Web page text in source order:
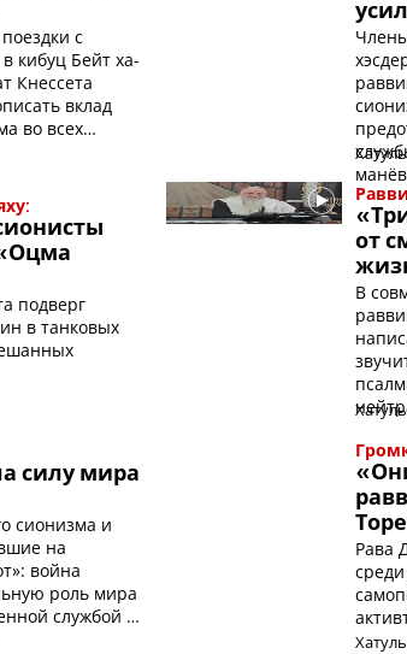
с
кибуц Бейт ха-
Кнессета
вклад
во всех
подверг
в танковых
от
В
силу мира
сионизма и
на
война
роль мира
службой и
Рава